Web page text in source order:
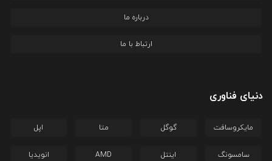
درباره ما
ارتباط با ما
دنیای فناوری
مایکروسافت گوگل متا اپل
سامسونگ اینتل AMD انویدیا